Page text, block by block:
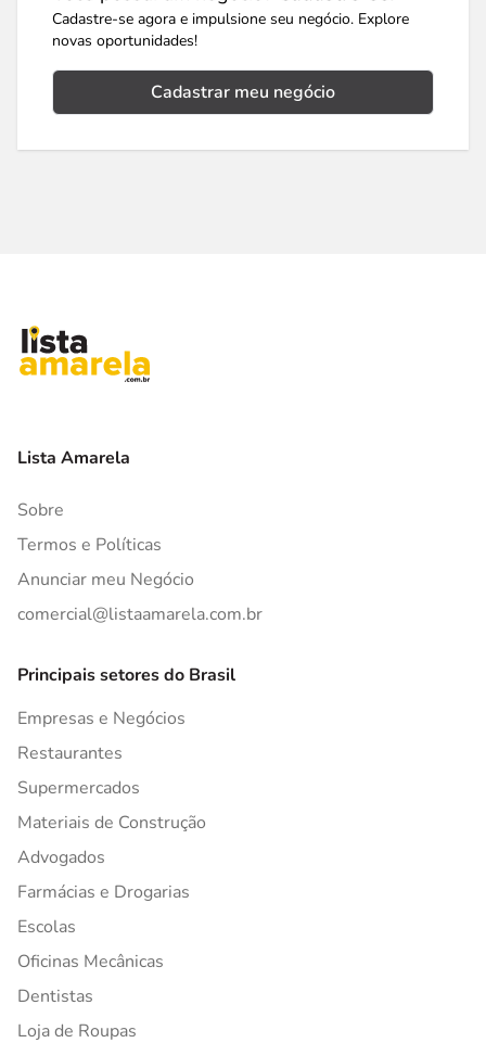
Cadastre-se agora e impulsione seu negócio. Explore
novas oportunidades!
Cadastrar meu negócio
Lista Amarela
Sobre
Termos e Políticas
Anunciar meu Negócio
comercial@listaamarela.com.br
Principais setores do Brasil
Empresas e Negócios
Restaurantes
Supermercados
Materiais de Construção
Advogados
Farmácias e Drogarias
Escolas
Oficinas Mecânicas
Dentistas
Loja de Roupas